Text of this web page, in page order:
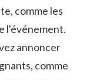
comme les
l'événement.
annoncer
comme